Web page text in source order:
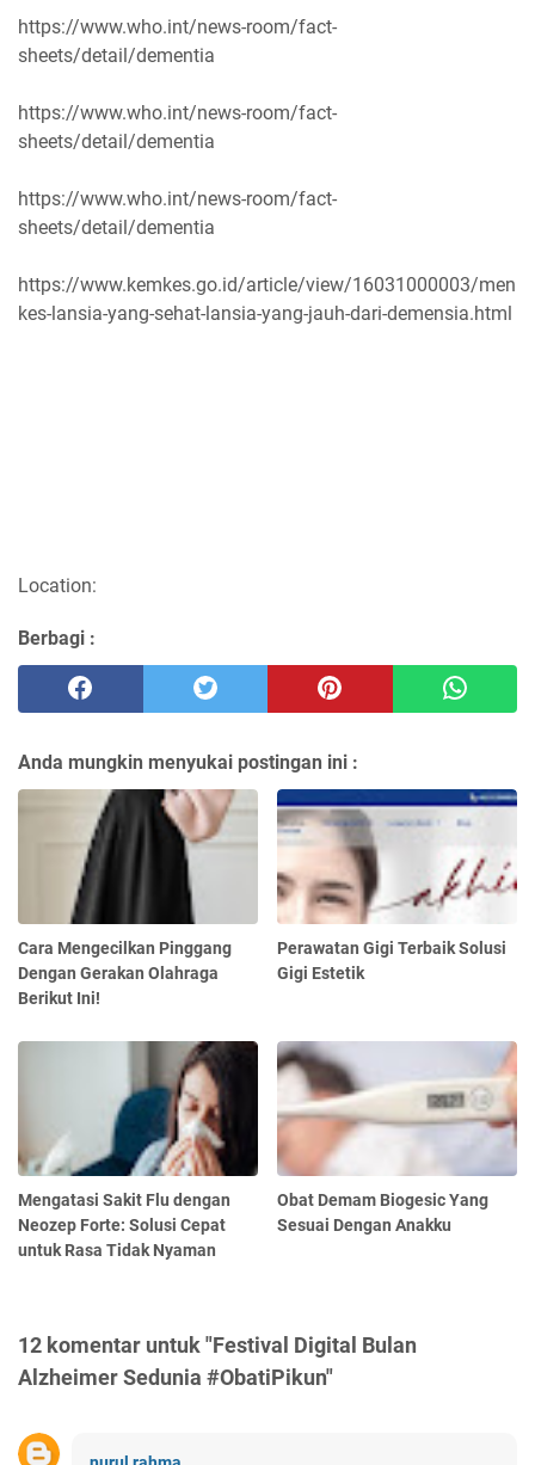
https://www.who.int/news-room/fact-
sheets/detail/dementia
https://www.who.int/news-room/fact-
sheets/detail/dementia
https://www.who.int/news-room/fact-
sheets/detail/dementia
https://www.kemkes.go.id/article/view/16031000003/men
kes-lansia-yang-sehat-lansia-yang-jauh-dari-demensia.html
Location:
Berbagi :
Anda mungkin menyukai postingan ini :
Cara Mengecilkan Pinggang
Dengan Gerakan Olahraga
Berikut Ini!
Perawatan Gigi Terbaik Solusi
Gigi Estetik
Mengatasi Sakit Flu dengan
Neozep Forte: Solusi Cepat
untuk Rasa Tidak Nyaman
Obat Demam Biogesic Yang
Sesuai Dengan Anakku
12 komentar untuk "Festival Digital Bulan
Alzheimer Sedunia #ObatiPikun"